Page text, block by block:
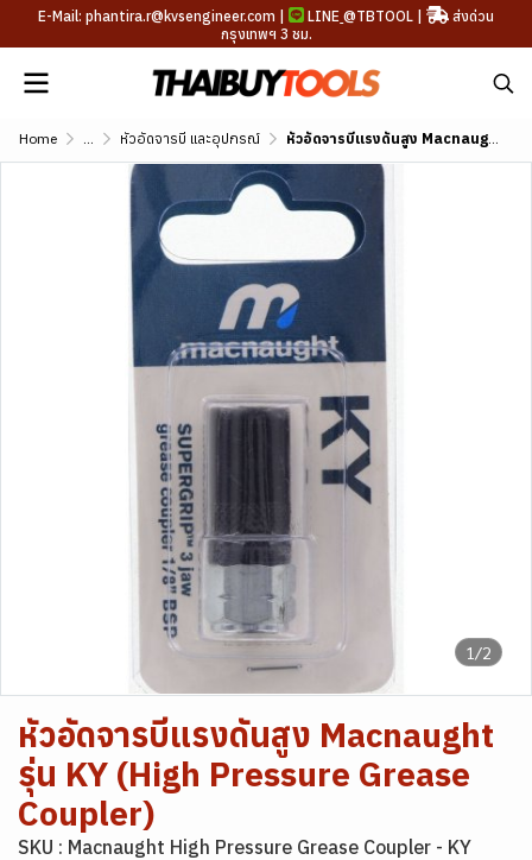
E-Mail: phantira.r@kvsengineer.com | LINE @TBTOOL |
ส่งด่วน
กรุงเทพฯ 3 ชม.
Home ... หัวอัดจารบี และอุปกรณ์ หัวอัดจารบีแรงดันสูง Macnaught รุ่น KY (High Pressure Grease Coupler)
1/2
หัวอัดจารบีแรงดันสูง Macnaught
รุ่น KY (High Pressure Grease
Coupler)
SKU : Macnaught High Pressure Grease Coupler - KY